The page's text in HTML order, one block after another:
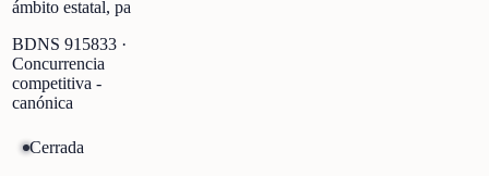
ámbito estatal, pa
BDNS 915833 ·
Concurrencia
competitiva -
canónica
Cerrada